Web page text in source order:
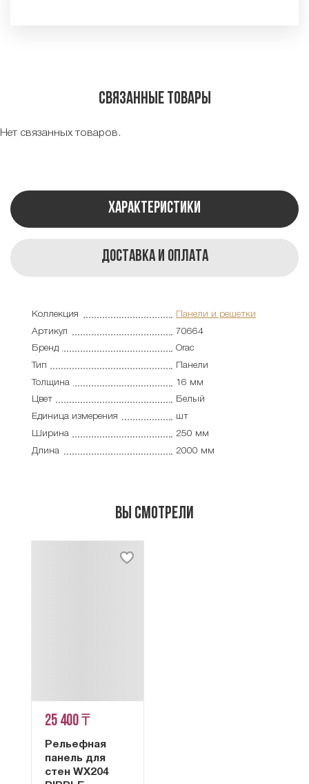
Связанные товары
Нет связанных товаров.
Характеристики
Доставка и оплата
Коллекция
Панели и решетки
Артикул
70664
Бренд
Orac
Тип
Панели
Толщина
16 мм
Цвет
Белый
Единица измерения
шт
Ширина
250 мм
Длина
2000 мм
Вы смотрели
25 400 ₸
Рельефная
панель для
стен WX204